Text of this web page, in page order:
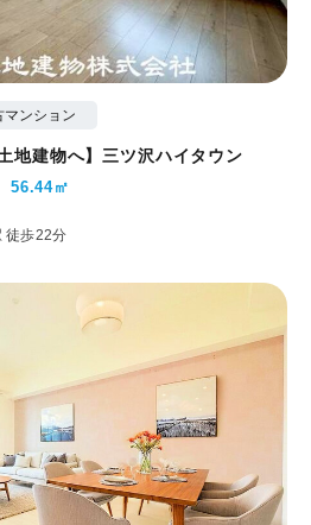
マンション
地建物へ】三ツ沢ハイタウン
56.44㎡
徒歩22分